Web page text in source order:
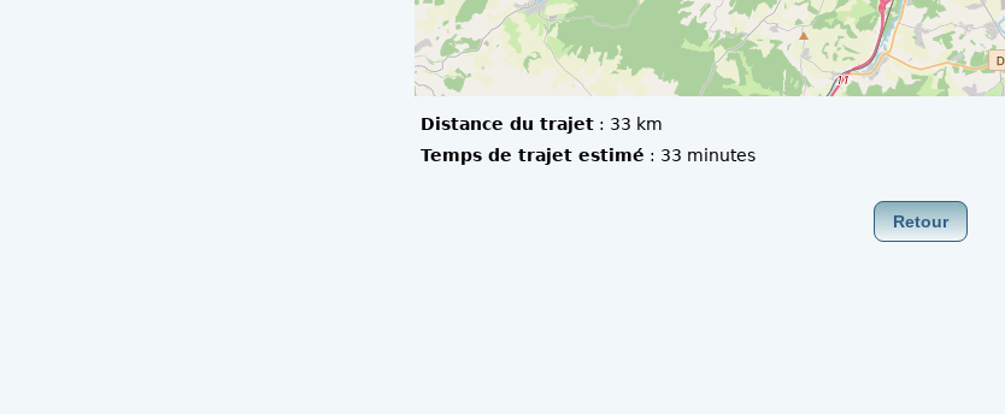
Distance du trajet : 33 km
Temps de trajet estimé : 33 minutes
Retour